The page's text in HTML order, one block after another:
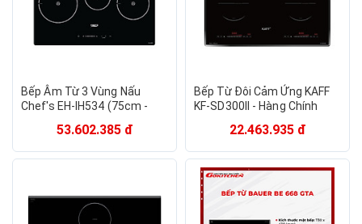
Bếp Âm Từ 3 Vùng Nấu
Chef's EH-IH534 (75cm -
53.602.385 đ
Bếp Từ Đôi Cảm Ứng KAFF
KF-SD300II - Hàng Chính
22.463.935 đ